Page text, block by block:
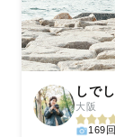
しでし
大阪
169回